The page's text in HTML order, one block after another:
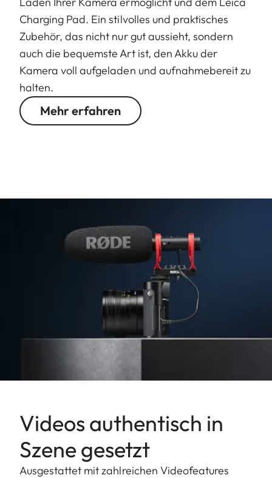
Charging Pad. Ein stilvolles und praktisches
Zubehör, das nicht nur gut aussieht, sondern
auch die bequemste Art ist, den Akku der
Kamera voll aufgeladen und aufnahmebereit zu
halten.
Mehr erfahren
Videos authentisch in
Szene gesetzt
Ausgestattet mit zahlreichen Videofeatures